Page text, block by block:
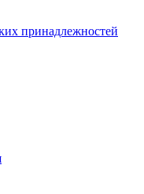
принадлежностей